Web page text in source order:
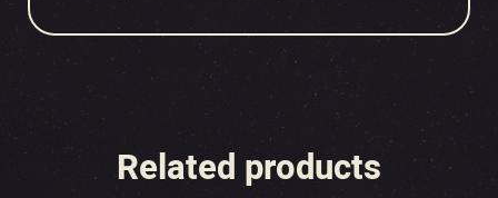
Related products